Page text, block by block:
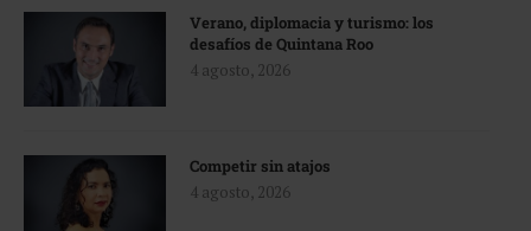
Verano, diplomacia y turismo: los
desafíos de Quintana Roo
4 agosto, 2026
Competir sin atajos
4 agosto, 2026